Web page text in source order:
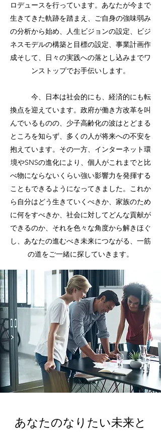
ロデュースを行っています。あなたが今まで
生きてきた軌跡を踏まえ、ご自身の強味弱み
の分析から始め、人生ビジョンの設定、ビジ
ネスモデルの構築と目標の設定、事業計画作
成そして、日々の実践への落とし込みまでワ
ンストップでお手伝いします。
今、日本は社会的にも、経済的にも転
換点を迎えています。政府が働き方改革を叫
んでいるものの、少子高齢化の波はとどまる
ところを知らず、多くの人が将来への不安を
抱えています。その一方、インターネット環
境やSNSの進化により、個人がこれまでと比
べ物にならないくらい強い影響力を発揮する
こともできるようになってきました。これか
ら自分はどう生きていくべきか、家族のため
に何をすべきか、社会に対してどんな貢献が
できるのか、それを色々な角度から解きほぐ
し、あなたの進むべき未来につながる、一筋
の道をご一緒に探していきます。
あなたのなりたい未来と